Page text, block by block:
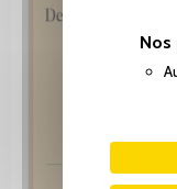
Nos